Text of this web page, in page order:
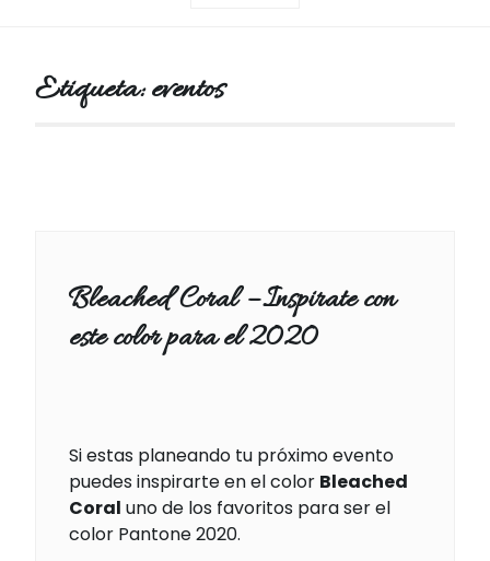
Etiqueta:eventos
Bleached Coral – Inspirate con
este color para el 2020
Si estas planeando tu próximo evento
puedes inspirarte en el color Bleached
Coral uno de los favoritos para ser el
color Pantone 2020.